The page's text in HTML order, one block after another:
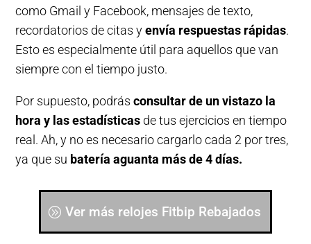
como Gmail y Facebook, mensajes de texto,
recordatorios de citas yenvía respuestas rápidas.
Esto es especialmente útil para aquellos que van
siempre con el tiempo justo.
Por supuesto, podrásconsultar de un vistazo la
hora y las estadísticas de tus ejercicios en tiempo
real. Ah, y no es necesario cargarlo cada 2 por tres,
ya que su batería aguanta más de 4 días.
Ver más relojes Fitbip Rebajados